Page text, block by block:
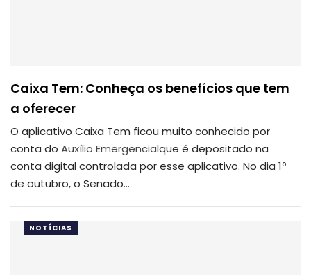
Caixa Tem: Conheça os benefícios que tem
a oferecer
O aplicativo Caixa Tem ficou muito conhecido por
conta do Auxílio Emergencialque é depositado na
conta digital controlada por esse aplicativo. No dia 1º
de outubro, o Senado…
NOTÍCIAS